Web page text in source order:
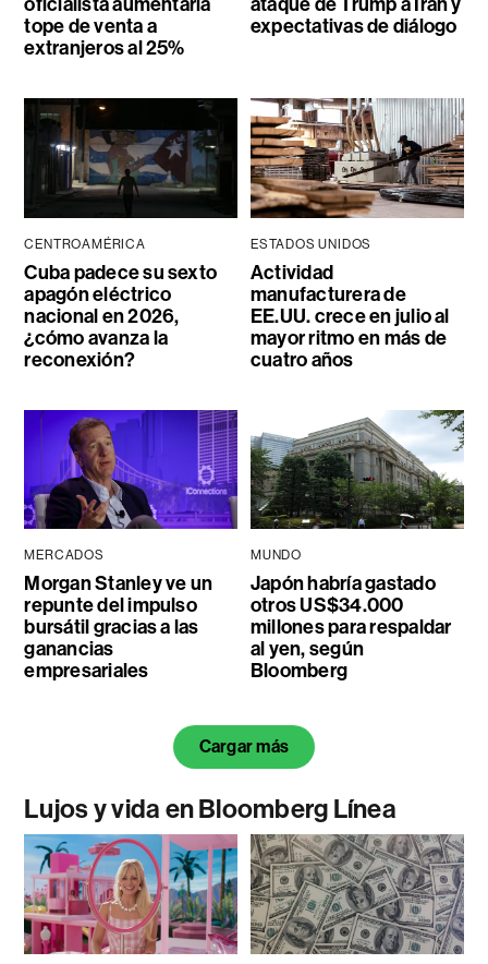
tope de venta a
extranjeros al 25%
expectativas de diálogo
CENTROAMÉRICA
Cuba padece su sexto
apagón eléctrico
nacional en 2026,
¿cómo avanza la
reconexión?
ESTADOS UNIDOS
Actividad
manufacturera de
EE.UU. crece en julio al
mayor ritmo en más de
cuatro años
MERCADOS
Morgan Stanley ve un
repunte del impulso
bursátil gracias a las
ganancias
empresariales
MUNDO
Japón habría gastado
otros US$34.000
millones para respaldar
al yen, según
Bloomberg
Cargar más
Lujos y vida en Bloomberg Línea